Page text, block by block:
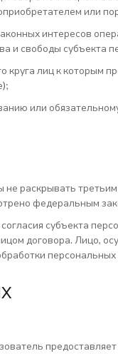
или
интересов
и свободы субъекта
круга лиц к которым
или
раскрывать
федеральным
субъекта
договора. Лицо,